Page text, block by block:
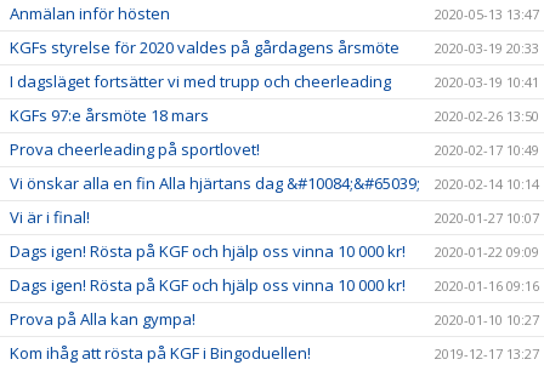
Anmälan inför hösten 2020-05-13 13:47
KGFs styrelse för 2020 valdes på gårdagens årsmöte 2020-03-19 20:33
I dagsläget fortsätter vi med trupp och cheerleading 2020-03-19 10:41
KGFs 97:e årsmöte 18 mars 2020-02-26 13:50
Prova cheerleading på sportlovet! 2020-02-17 10:49
Vi önskar alla en fin Alla hjärtans dag &#10084;&#65039; 2020-02-14 10:14
Vi är i final! 2020-01-27 10:07
Dags igen! Rösta på KGF och hjälp oss vinna 10 000 kr! 2020-01-22 09:09
Dags igen! Rösta på KGF och hjälp oss vinna 10 000 kr! 2020-01-16 09:16
Prova på Alla kan gympa! 2020-01-10 10:27
Kom ihåg att rösta på KGF i Bingoduellen! 2019-12-17 13:27